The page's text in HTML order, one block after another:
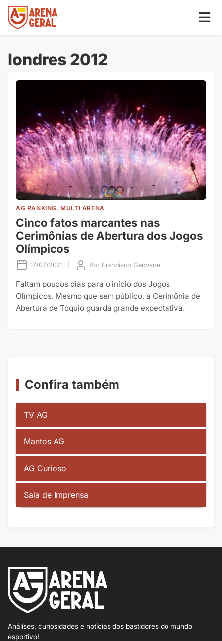
londres 2012
AG RANKING, MULTI ARENA
Cinco fatos marcantes nas
Cerimônias de Abertura dos Jogos
Olímpicos
17/07/2021 Por Francisco Geovane
Faltam poucos dias para o início dos Jogos
Olímpicos. Mesmo que sem público, a Cerimônia de
Abertura de Tóquio guarda grande expectativa.
Confira também
TV AG
Mantos AG
AG Curioso
Sala de Imprensa
Análises, curiosidades e notícias dos bastidores do mundo
esportivo!